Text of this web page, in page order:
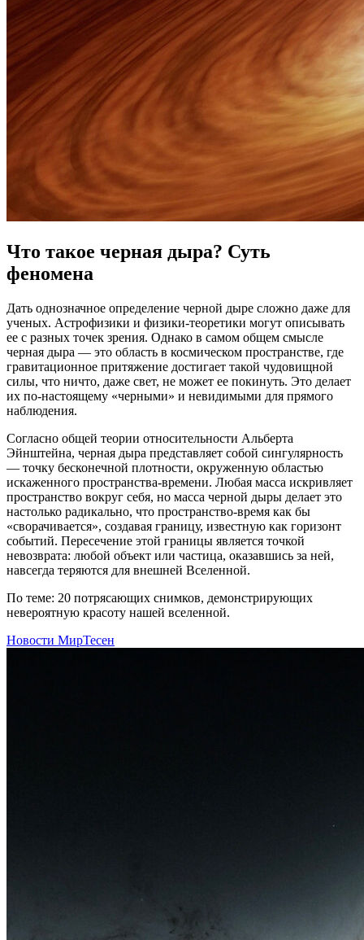
Что такое черная дыра? Суть
феномена
Дать однозначное определение черной дыре сложно даже для
ученых. Астрофизики и физики-теоретики могут описывать
ее с разных точек зрения. Однако в самом общем смысле
черная дыра — это область в космическом пространстве, где
гравитационное притяжение достигает такой чудовищной
силы, что ничто, даже свет, не может ее покинуть. Это делает
их по-настоящему «черными» и невидимыми для прямого
наблюдения.
Согласно общей теории относительности Альберта
Эйнштейна, черная дыра представляет собой сингулярность
— точку бесконечной плотности, окруженную областью
искаженного пространства-времени. Любая масса искривляет
пространство вокруг себя, но масса черной дыры делает это
настолько радикально, что пространство-время как бы
«сворачивается», создавая границу, известную как горизонт
событий. Пересечение этой границы является точкой
невозврата: любой объект или частица, оказавшись за ней,
навсегда теряются для внешней Вселенной.
По теме: 20 потрясающих снимков, демонстрирующих
невероятную красоту нашей вселенной.
Новости МирТесен